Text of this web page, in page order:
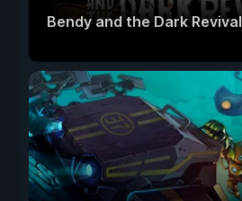
Bendy and the Dark Revival